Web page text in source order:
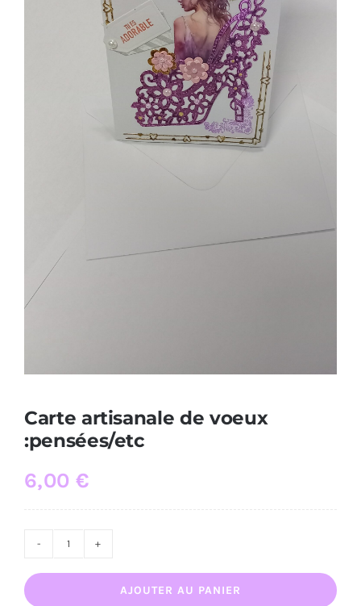
Carte artisanale de voeux
:pensées/etc
6,00 €
de
AJOUTER AU PANIER